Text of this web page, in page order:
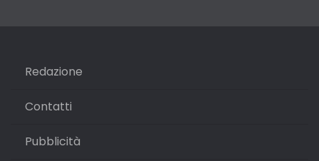
Redazione
Contatti
Pubblicità